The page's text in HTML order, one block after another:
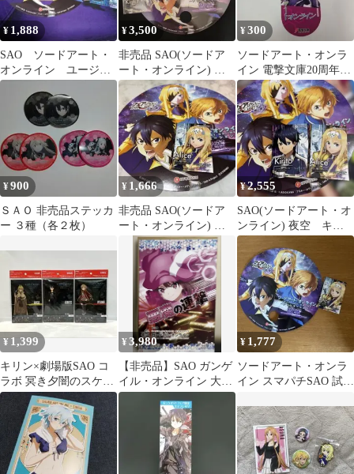
¥ 1,888
SAO ソードアート・
オンライン ユージ
オ ステッカー うち
わ 非売品
¥3,500
非売品 SAO(ソードア
ート・オンライン) 夜
空 キリト ステッカ
ー・うちわ試打
¥300
ソードアート・オンラ
イン 電撃文庫20周年記
念 特製しおり
¥900
ＳＡＯ 非売品ステッカ
ー ３種（各２枚）
¥ 1,666
非売品 SAO(ソードア
ート・オンライン) 夜
空 アリス ステッカ
ー・うちわ
¥2,555
SAO(ソードアート・オ
ンライン) 夜空 キリ
ト アリス ステッカー・
うちわ
¥ 1,399
キリン×劇場版SAO コ
ラボ 冥き夕闇のスケル
ツォ A5ノート 3種セッ
¥3,980
【非売品】SAO ガンゲ
イル・オンライン 大型
立ちパネル GGO 大都
¥ 1,777
ソードアート・オンラ
イン スマパチSAO 試打